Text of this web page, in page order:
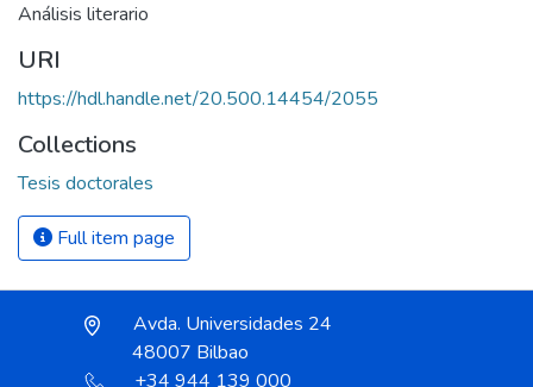
Análisis literario
URI
https://hdl.handle.net/20.500.14454/2055
Collections
Tesis doctorales
Full item page
Avda. Universidades 24
48007 Bilbao
+34 944 139 000